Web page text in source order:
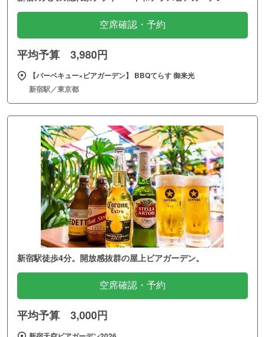
空席確認・予約
平均予算 3,980円
【バーベキュー×ビアガーデン】 BBQてらす 御来光
新宿駅／東京都
新宿駅徒歩4分。開放感抜群の屋上ビアガーデン。
空席確認・予約
平均予算 3,000円